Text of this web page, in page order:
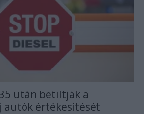
után betiltják a
autók értékesítését